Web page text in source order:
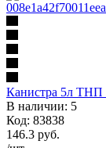
Канистра 5л ТНП
В наличии: 5
Код: 83838
146.3 руб.